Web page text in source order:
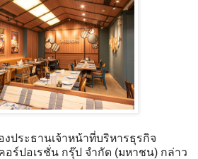
ประธานเจ้าหน้าที่บริหารธุรกิจ
อร์ปอเรชั่น กรุ๊ป จำกัด (มหาชน) กล่าว